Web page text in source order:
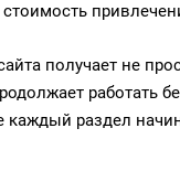
получает не
работать
каждый раздел